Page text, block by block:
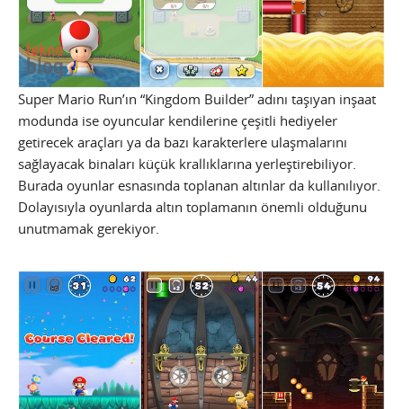
Super Mario Run’ın “Kingdom Builder” adını taşıyan inşaat
modunda ise oyuncular kendilerine çeşitli hediyeler
getirecek araçları ya da bazı karakterlere ulaşmalarını
sağlayacak binaları küçük krallıklarına yerleştirebiliyor.
Burada oyunlar esnasında toplanan altınlar da kullanılıyor.
Dolayısıyla oyunlarda altın toplamanın önemli olduğunu
unutmamak gerekiyor.